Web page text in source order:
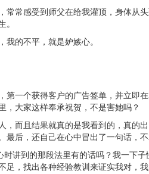
常感受到师父在给我灌顶，身体
的不平，就是妒嫉心。
一个获得客户的广告签单，并立
，大家这样奉承祝贺，不是害她吗？
而且结果就真的是我看到的，真
后，还自己在心中冒出了一句话，
讲到的那段法里有的话吗？我一
，找出各种经验教训来证实我对